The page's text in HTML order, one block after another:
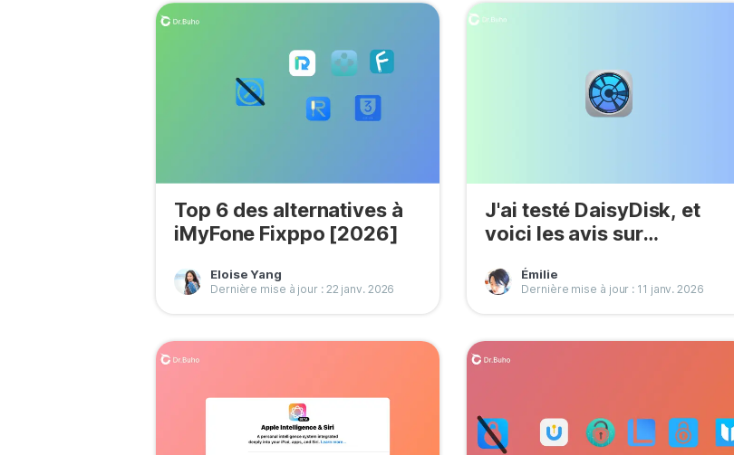
Top 6 des alternatives à
iMyFone Fixppo [2026]
Eloise Yang
Dernière mise à jour : 22 janv. 2026
J'ai testé DaisyDisk, et
voici les avis sur
Émilie
Dernière mise à jour : 11 janv. 2026